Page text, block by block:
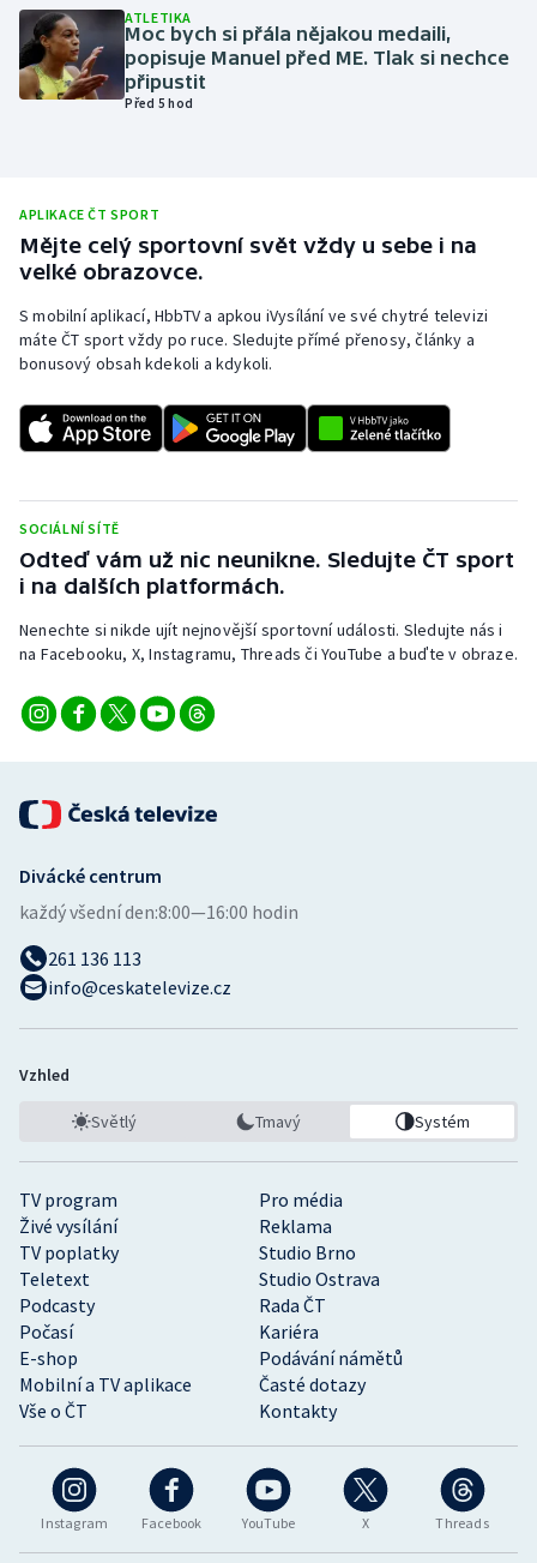
Parasport
Plavání
Ragby
Rychlobruslení
Rychlostní kanoistika
Sportovní střelba
Stolní tenis
Triatlon
Veslování
Volejbal
ATLETIKA
Moc bych si přála nějakou medaili,
popisuje Manuel před ME. Tlak si nechce
připustit
Před 5 hod
APLIKACE ČT SPORT
Mějte celý sportovní svět vždy u sebe i na
velké obrazovce.
S mobilní aplikací, HbbTV a apkou iVysílání ve své chytré televizi
máte ČT sport vždy po ruce. Sledujte přímé přenosy, články a
bonusový obsah kdekoli a kdykoli.
SOCIÁLNÍ SÍTĚ
Odteď vám už nic neunikne. Sledujte ČT sport
i na dalších platformách.
Nenechte si nikde ujít nejnovější sportovní události. Sledujte nás i
na Facebooku, X, Instagramu, Threads či YouTube a buďte v obraze.
Instagram Facebook YouTube X Threads
TV program
Pro média
Živé vysílání
Reklama
TV poplatky
Studio Brno
Teletext
Studio Ostrava
Podcasty
Rada ČT
Počasí
Kariéra
E-shop
Podávání námětů
Mobilní a TV aplikace
Časté dotazy
Vše o ČT
Kontakty
Divácké centrum
každý všední den:8:00—16:00 hodin
261 136 113
info@ceskatelevize.cz
Vzhled
Světlý Tmavý Systém